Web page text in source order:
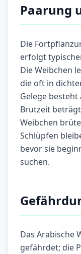
Paarung
Die
erfolgt
Die Weibchen
die oft in
Gelege besteht
Brutzeit beträgt
Weibchen
Schlüpfen
bevor sie
suchen.
Das Arabische
gefährdet; die